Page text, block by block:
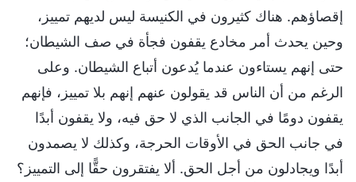
إقصاؤهم. هناك كثيرون في الكنيسة ليس لديهم تمييز،
وحين يحدث أمر مخادع يقفون فجأة في صف الشيطان؛
حتى إنهم يستاءون عندما يُدعون أتباع الشيطان. وعلى
الرغم من أن الناس قد يقولون عنهم إنهم بلا تمييز، فإنهم
يقفون دومًا في الجانب الذي لا حق فيه، ولا يقفون أبدًا
في جانب الحق في الأوقات الحرجة، وكذلك لا يصمدون
أبدًا ويجادلون من أجل الحق. ألا يفتقرون حقًّا إلى التمييز؟